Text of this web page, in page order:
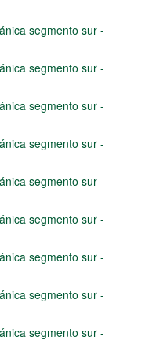
segmento sur -
segmento sur -
segmento sur -
segmento sur -
segmento sur -
segmento sur -
segmento sur -
segmento sur -
segmento sur -